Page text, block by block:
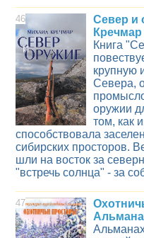
46
Север и
Кречмар
Книга
крупную
Севера,
оружии
том, как
способствовала
сибирских просторов.
шли на восток за
"встречь солнца" - за
47